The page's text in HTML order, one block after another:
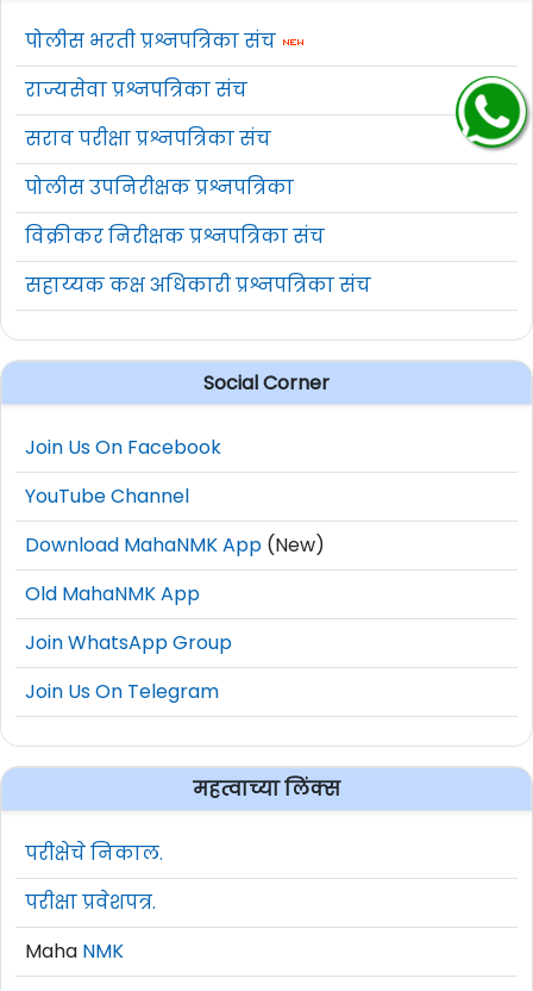
पोलीस भरती प्रश्नपत्रिका संच
राज्यसेवा प्रश्नपत्रिका संच
सराव परीक्षा प्रश्नपत्रिका संच
पोलीस उपनिरीक्षक प्रश्नपत्रिका
विक्रीकर निरीक्षक प्रश्नपत्रिका संच
सहाय्यक कक्ष अधिकारी प्रश्नपत्रिका संच
Social Corner
Join Us On Facebook
YouTube Channel
Download MahaNMK App (New)
Old MahaNMK App
Join WhatsApp Group
Join Us On Telegram
महत्वाच्या लिंक्स
परीक्षेचे निकाल.
परीक्षा प्रवेशपत्र.
Maha NMK